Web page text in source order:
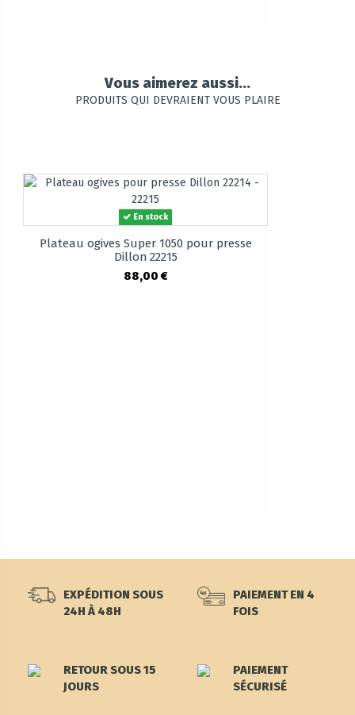
Vous aimerez aussi...
PRODUITS QUI DEVRAIENT VOUS PLAIRE
En stock
Plateau ogives Super 1050 pour presse
Dillon 22215
88,00 €
EXPÉDITION SOUS
24H À 48H
PAIEMENT EN 4
FOIS
RETOUR SOUS 15
JOURS
PAIEMENT
SÉCURISÉ